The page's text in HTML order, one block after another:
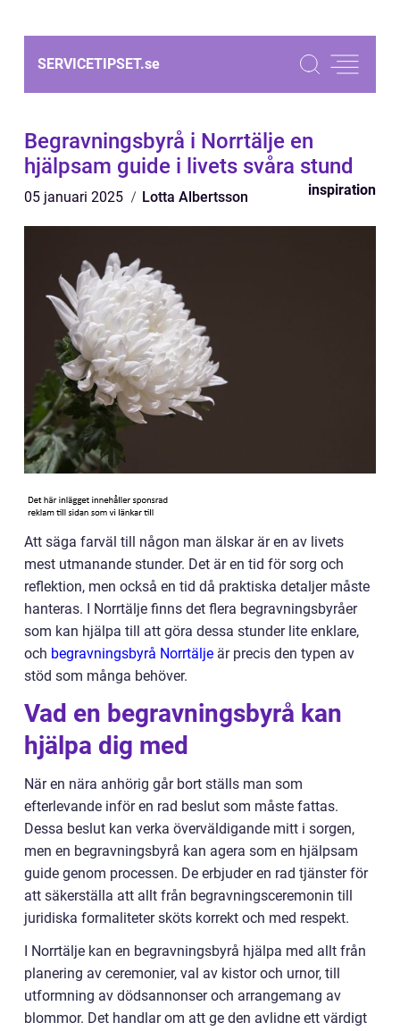
SERVICETIPSET.se
Begravningsbyrå i Norrtälje en
hjälpsam guide i livets svåra stund
05 januari 2025 Lotta Albertsson inspiration
Att säga farväl till någon man älskar är en av livets
mest utmanande stunder. Det är en tid för sorg och
reflektion, men också en tid då praktiska detaljer måste
hanteras. I Norrtälje finns det flera begravningsbyråer
som kan hjälpa till att göra dessa stunder lite enklare,
och begravningsbyrå Norrtälje är precis den typen av
stöd som många behöver.
Vad en begravningsbyrå kan
hjälpa dig med
När en nära anhörig går bort ställs man som
efterlevande inför en rad beslut som måste fattas.
Dessa beslut kan verka överväldigande mitt i sorgen,
men en begravningsbyrå kan agera som en hjälpsam
guide genom processen. De erbjuder en rad tjänster för
att säkerställa att allt från begravningsceremonin till
juridiska formaliteter sköts korrekt och med respekt.
I Norrtälje kan en begravningsbyrå hjälpa med allt från
planering av ceremonier, val av kistor och urnor, till
utformning av dödsannonser och arrangemang av
blommor. Det handlar om att ge den avlidne ett värdigt